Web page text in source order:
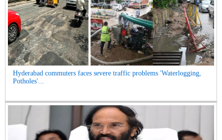
Hyderabad commuters faces severe traffic problems 'Waterlogging,
Potholes'...